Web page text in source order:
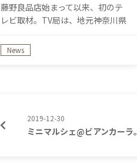
藤野良品店始まって以来、初のテ
レビ取材。TV局は、地元神奈川県
News
2019-12-30
ミニマルシェ@ビアンカーラ。